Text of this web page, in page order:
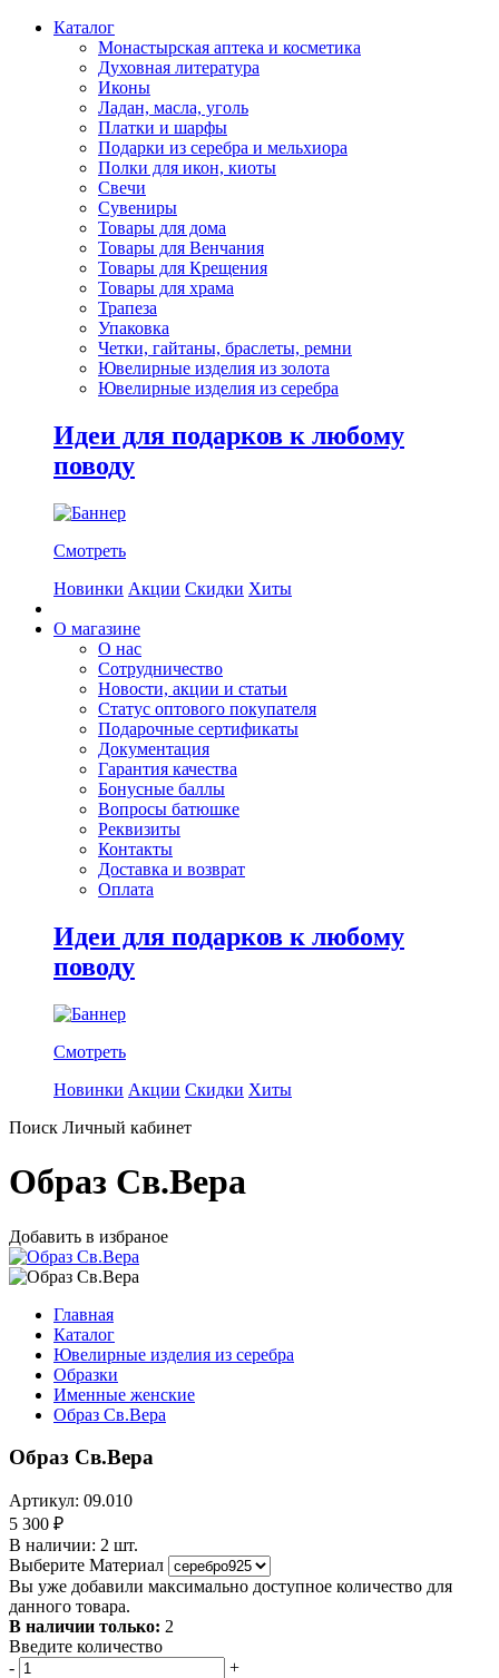
Каталог
Монастырская аптека и косметика
Духовная литература
Иконы
Ладан, масла, уголь
Платки и шарфы
Подарки из серебра и мельхиора
Полки для икон, киоты
Свечи
Сувениры
Товары для дома
Товары для Венчания
Товары для Крещения
Товары для храма
Трапеза
Упаковка
Четки, гайтаны, браслеты, ремни
Ювелирные изделия из золота
Ювелирные изделия из серебра
Идеи для подарков к любому
поводу
Смотреть
Новинки Акции Скидки Хиты
О магазине
О нас
Сотрудничество
Новости, акции и статьи
Статус оптового покупателя
Подарочные сертификаты
Документация
Гарантия качества
Бонусные баллы
Вопросы батюшке
Реквизиты
Контакты
Доставка и возврат
Оплата
Идеи для подарков к любому
поводу
Смотреть
Новинки Акции Скидки Хиты
Поиск Личный кабинет
Образ Св.Вера
Добавить в избраное
Главная
Каталог
Ювелирные изделия из серебра
Образки
Именные женские
Образ Св.Вера
Образ Св.Вера
Артикул: 09.010
5 300 ₽
В наличии: 2 шт.
Выберите Материал
Вы уже добавили максимально доступное количество для
данного товара.
В наличии только: 2
Введите количество
-
+